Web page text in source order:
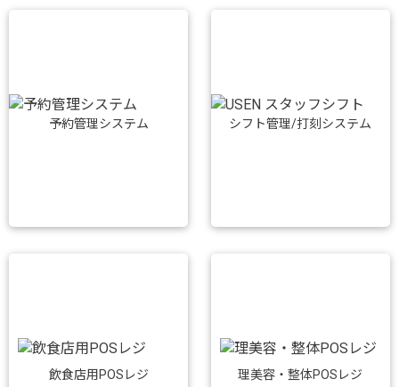
予約管理システム シフト管理/打刻システム
飲食店用POSレジ 理美容・整体POSレジ